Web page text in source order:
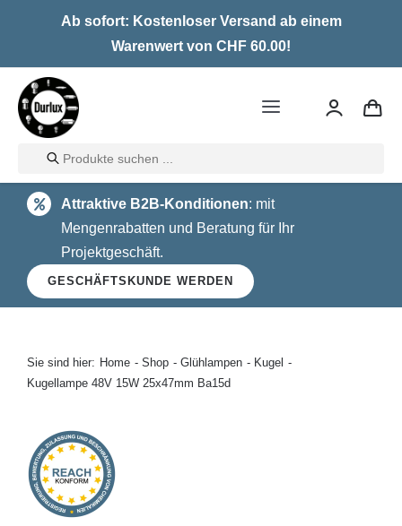
Ab sofort: Kostenloser Versand ab einem
Warenwert von CHF 60.00!
Toggle
Home
LED
Halogen
Glühlampen
Kontakt
Onlineshop
Products
search
Attraktive B2B-Konditionen: mit
Mengenrabatten und Beratung für Ihr
Projektgeschäft.
GESCHÄFTSKUNDE WERDEN
Sie sind hier: Home Shop Glühlampen
Kugel
Kugellampe 48V 15W 25x47mm Ba15d